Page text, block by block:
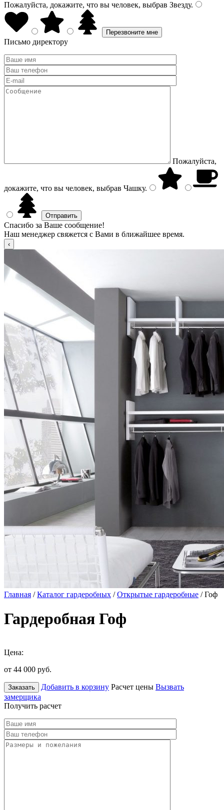
Пожалуйста, докажите, что вы человек, выбрав Звезду.
Письмо директору
Пожалуйста,
докажите, что вы человек, выбрав Чашку.
Спасибо за Ваше сообщение!
Наш менеджер свяжется с Вами в ближайшее время.
Главная /Каталог гардеробных /Открытые гардеробные / Гоф
Гардеробная Гоф
Цена:
от 44 000 руб.
Заказать Добавить в корзину Расчет цены Вызвать
замерщика
Получить расчет